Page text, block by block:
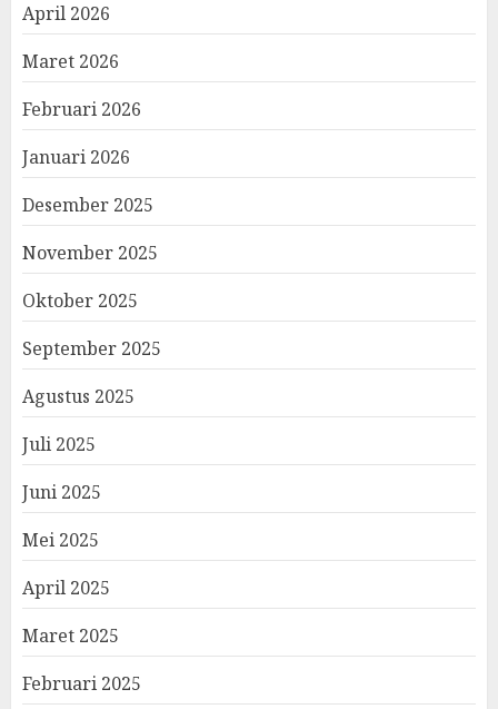
April 2026
Maret 2026
Februari 2026
Januari 2026
Desember 2025
November 2025
Oktober 2025
September 2025
Agustus 2025
Juli 2025
Juni 2025
Mei 2025
April 2025
Maret 2025
Februari 2025